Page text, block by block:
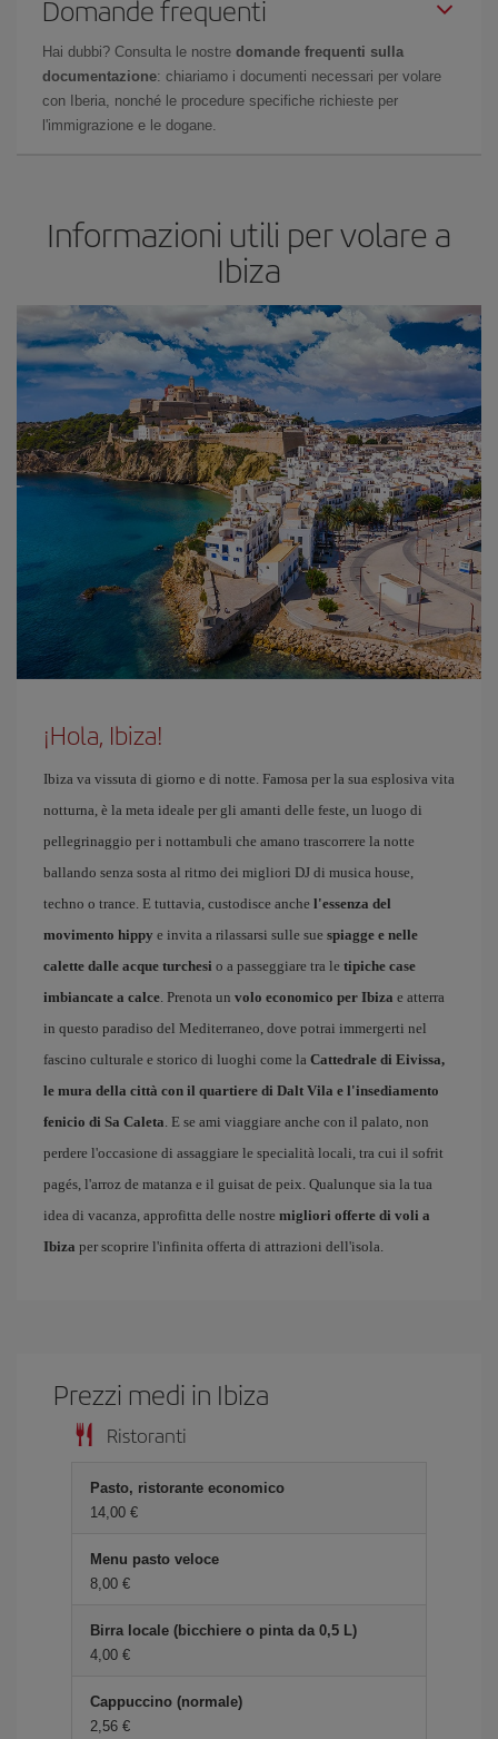
Domande frequenti
Hai dubbi? Consulta le nostre domande frequenti sulla
documentazione: chiariamo i documenti necessari per volare
con Iberia, nonché le procedure specifiche richieste per
l'immigrazione e le dogane.
Informazioni utili per volare a
Ibiza
¡Hola, Ibiza!
Ibiza va vissuta di giorno e di notte. Famosa per la sua esplosiva vita
notturna, è la meta ideale per gli amanti delle feste, un luogo di
pellegrinaggio per i nottambuli che amano trascorrere la notte
ballando senza sosta al ritmo dei migliori DJ di musica house,
techno o trance. E tuttavia, custodisce anche l'essenza del
movimento hippy e invita a rilassarsi sulle sue spiagge e nelle
calette dalle acque turchesi o a passeggiare tra le tipiche case
imbiancate a calce. Prenota un volo economico per Ibiza e atterra
in questo paradiso del Mediterraneo, dove potrai immergerti nel
fascino culturale e storico di luoghi come la Cattedrale di Eivissa,
le mura della città con il quartiere di Dalt Vila e l'insediamento
fenicio di Sa Caleta. E se ami viaggiare anche con il palato, non
perdere l'occasione di assaggiare le specialità locali, tra cui il sofrit
pagés, l'arroz de matanza e il guisat de peix. Qualunque sia la tua
idea di vacanza, approfitta delle nostre migliori offerte di voli a
Ibiza per scoprire l'infinita offerta di attrazioni dell'isola.
Prezzi medi in Ibiza
Ristoranti
Pasto, ristorante economico
14,00 €
Menu pasto veloce
8,00 €
Birra locale (bicchiere o pinta da 0,5 L)
4,00 €
Cappuccino (normale)
2,56 €